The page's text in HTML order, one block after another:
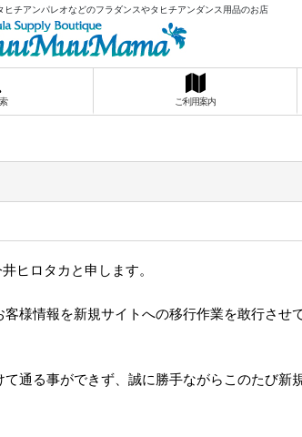
ヒチアンパレオなどのフラダンスやタヒチアンダンス用品のお店
ご利用案内
ヒロタカと申します。
様情報を新規サイトへの移行作業を敢行さ
通る事ができず、誠に勝手ながらこのたび